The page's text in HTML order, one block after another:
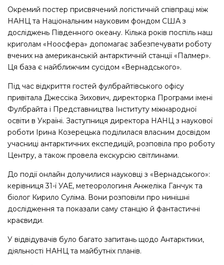
Окремий постер присвячений логістичній співпраці між
НАНЦ та Національним науковим фондом США з
досліджень Південного океану. Кілька років поспіль наш
криголам «Ноосфера» допомагає забезпечувати роботу
вчених на американській антарктичній станції «Палмер».
Ця база є найближчим сусідом «Вернадського».
Під час відкриття гостей фулбрайтівського офісу
привітала Джессіка Зихович, директорка Програми імені
Фулбрайта і Представництва Інституту міжнародної
освіти в Україні. Заступниця директора НАНЦ з наукової
роботи Ірина Козерецька поділилася власним досвідом
учасниці антарктичних експедицій, розповіла про роботу
Центру, а також провела екскурсію світлинами.
До події онлайн долучилися науковці з «Вернадського»:
керівниця 31-ї УАЕ, метеорологиня Анжеліка Ганчук та
біолог Кирило Суліма. Вони розповіли про нинішні
дослідження та показали саму станцію й фантастичні
краєвиди.
У відвідувачів було багато запитань щодо Антарктики,
діяльності НАНЦ та майбутніх планів.